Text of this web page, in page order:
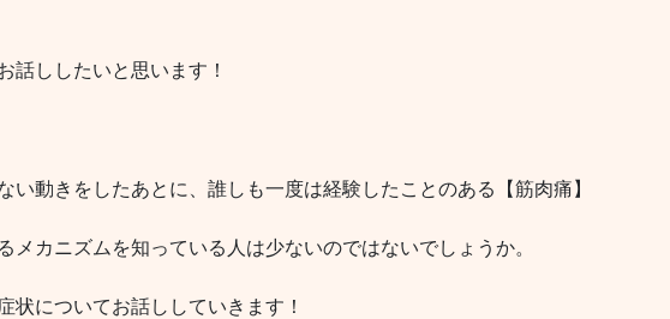
話ししたいと思います！
い動きをしたあとに、誰しも一度は経験したことのある【筋肉痛】
メカニズムを知っている人は少ないのではないでしょうか。
状についてお話ししていきます！